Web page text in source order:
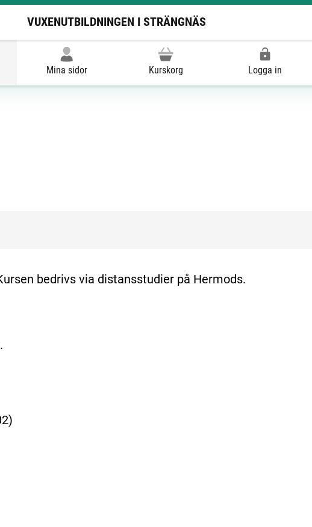
VUXENUTBILDNINGEN I STRÄNGNÄS
Mina sidor Kurskorg Logga in
bedrivs via distansstudier på Hermods.